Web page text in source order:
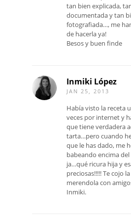
tan bien explicada,
documentada y tan
fotografiada…, me
de hacerla ya!
Besos y buen finde
Inmiki López
JAN 25, 2013
Había visto la receta
veces por internet y
que tiene verdadera
tarta…pero cuando
que le has dado, me
babeando encima
ja…qué ricura hija y
preciosas!!!!! Te cojo
merendola con
Inmiki.